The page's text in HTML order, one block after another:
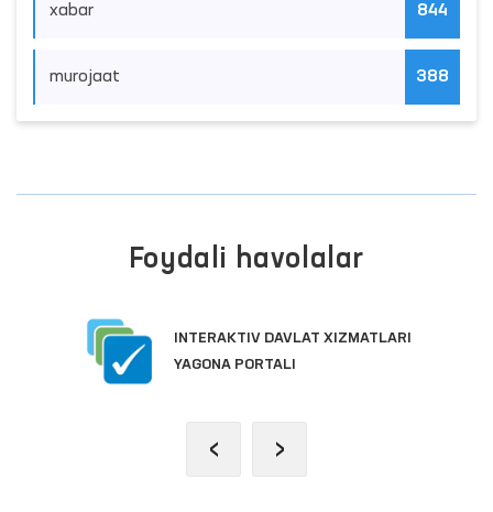
xabar 844
murojaat 388
Foydali havolalar
INTERAKTIV DAVLAT XIZMATLARI
YAGONA PORTALI
‹ ›